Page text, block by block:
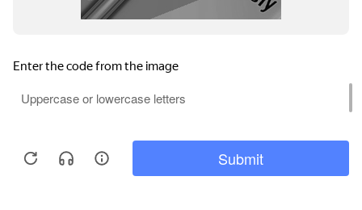
Калькулятор
Кейсы Клиентам
О компании
Контакты
Политика конфиденциальности